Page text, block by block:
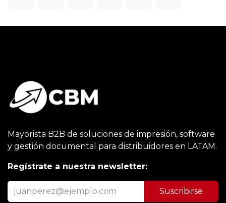
Mayorista B2B de soluciones de impresión, software
y gestión documental para distribuidores en LATAM.
Regístrate a nuestra newsletter:
Suscribirse